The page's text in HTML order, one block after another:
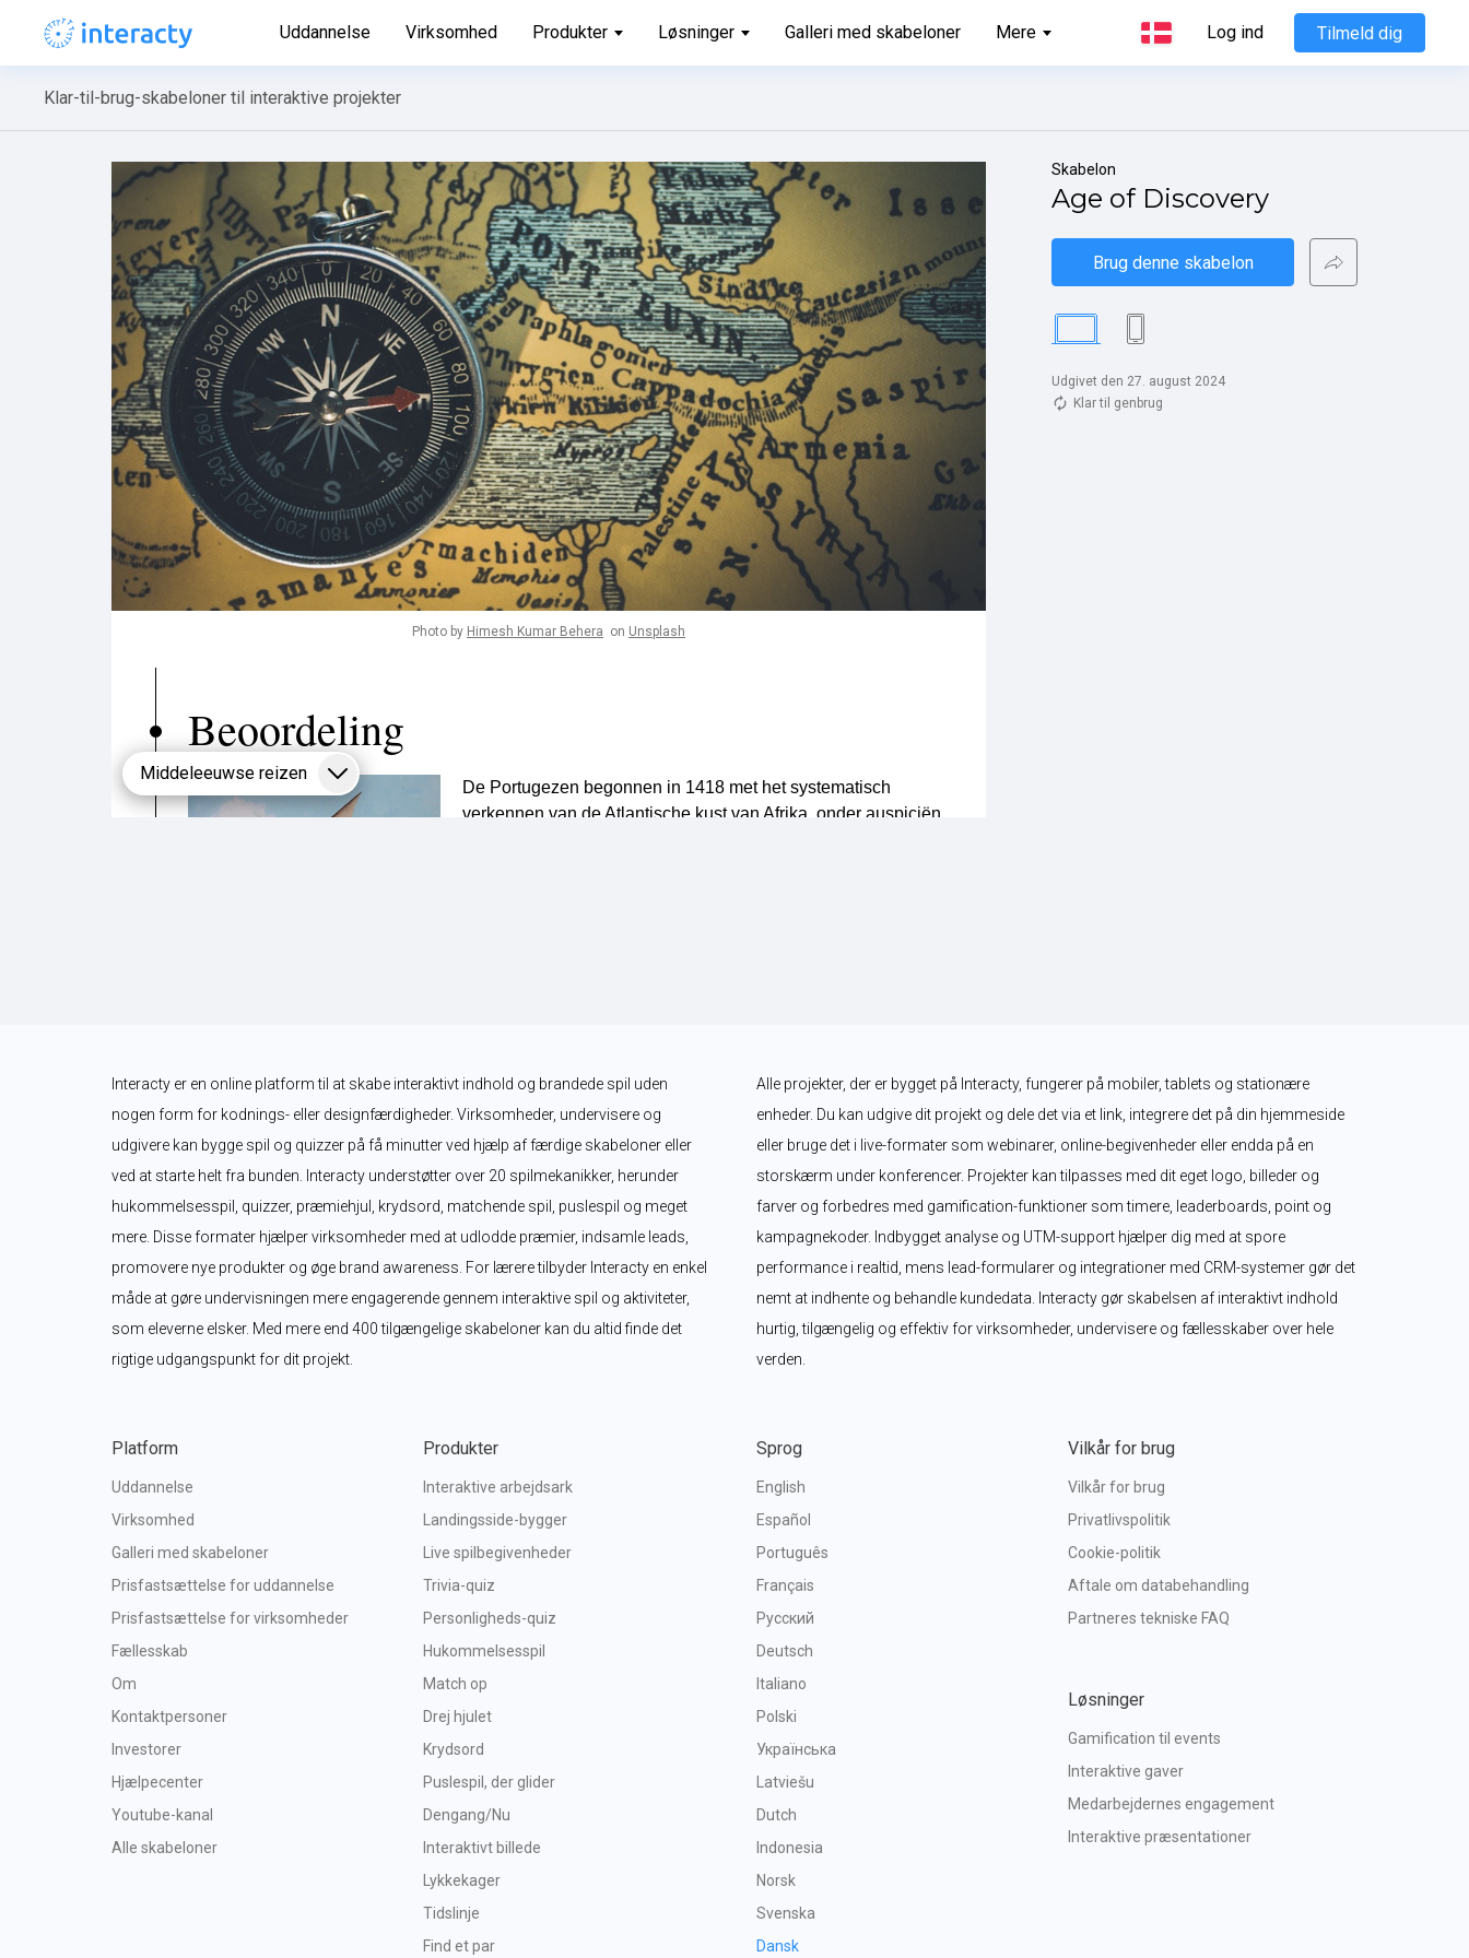
Uddannelse Virksomhed Produkter Løsninger Galleri med skabeloner Mere Log ind Tilmeld dig
Klar-til-brug-skabeloner til interaktive projekter
Skabelon
Age of Discovery
Brug denne skabelon
Udgivet den 27. august 2024
Klar til genbrug
Interacty er en online platform til at skabe interaktivt indhold og brandede spil uden
nogen form for kodnings- eller designfærdigheder. Virksomheder, undervisere og
udgivere kan bygge spil og quizzer på få minutter ved hjælp af færdige skabeloner eller
ved at starte helt fra bunden. Interacty understøtter over 20 spilmekanikker, herunder
hukommelsesspil, quizzer, præmiehjul, krydsord, matchende spil, puslespil og meget
mere. Disse formater hjælper virksomheder med at udlodde præmier, indsamle leads,
promovere nye produkter og øge brand awareness. For lærere tilbyder Interacty en enkel
måde at gøre undervisningen mere engagerende gennem interaktive spil og aktiviteter,
som eleverne elsker. Med mere end 400 tilgængelige skabeloner kan du altid finde det
rigtige udgangspunkt for dit projekt.
Alle projekter, der er bygget på Interacty, fungerer på mobiler, tablets og stationære
enheder. Du kan udgive dit projekt og dele det via et link, integrere det på din hjemmeside
eller bruge det i live-formater som webinarer, online-begivenheder eller endda på en
storskærm under konferencer. Projekter kan tilpasses med dit eget logo, billeder og
farver og forbedres med gamification-funktioner som timere, leaderboards, point og
kampagnekoder. Indbygget analyse og UTM-support hjælper dig med at spore
performance i realtid, mens lead-formularer og integrationer med CRM-systemer gør det
nemt at indhente og behandle kundedata. Interacty gør skabelsen af interaktivt indhold
hurtig, tilgængelig og effektiv for virksomheder, undervisere og fællesskaber over hele
verden.
Platform
Uddannelse
Virksomhed
Galleri med skabeloner
Prisfastsættelse for uddannelse
Prisfastsættelse for virksomheder
Fællesskab
Om
Kontaktpersoner
Investorer
Hjælpecenter
Youtube-kanal
Alle skabeloner
Produkter
Interaktive arbejdsark
Landingsside-bygger
Live spilbegivenheder
Trivia-quiz
Personligheds-quiz
Hukommelsesspil
Match op
Drej hjulet
Krydsord
Puslespil, der glider
Dengang/Nu
Interaktivt billede
Lykkekager
Tidslinje
Find et par
Sprog
English
Español
Português
Français
Русский
Deutsch
Italiano
Polski
Українська
Latviešu
Dutch
Indonesia
Norsk
Svenska
Dansk
Vilkår for brug
Vilkår for brug
Privatlivspolitik
Cookie-politik
Aftale om databehandling
Partneres tekniske FAQ
Løsninger
Gamification til events
Interaktive gaver
Medarbejdernes engagement
Interaktive præsentationer